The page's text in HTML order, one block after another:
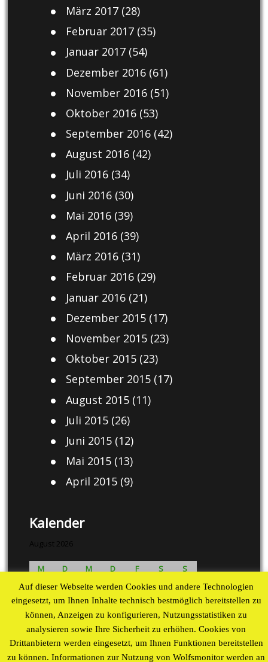
März 2017(28)
Februar 2017(35)
Januar 2017(54)
Dezember 2016(61)
November 2016(51)
Oktober 2016(53)
September 2016(42)
August 2016(42)
Juli 2016(34)
Juni 2016(30)
Mai 2016(39)
April 2016(39)
März 2016(31)
Februar 2016(29)
Januar 2016(21)
Dezember 2015(17)
November 2015(23)
Oktober 2015(23)
September 2015(17)
August 2015(11)
Juli 2015(26)
Juni 2015(12)
Mai 2015(13)
April 2015(9)
Kalender
August 2026
M D M D F S
S
1
2
3
4 5 6 7 8
9
10
11 12 13 14 15
16
17
18 19 20 21 22
23
24
25 26 27 28 29
30
Auf dieser Webseite werden Cookies und andere Technologien
eingesetzt, um Ihnen Inhalte technisch bestmöglich bereitstellen zu
können, Anzeigen zu konfigurieren, Nutzungsstatistiken zu
analysieren sowie Ihre Sicherheit zu erhöhen. Cookies von
Drittanbietern werden eingesetzt, um Ihnen Funktionen bereitstellen
zu können. Informationen zur Nutzung von Wolfsmonitor werden an